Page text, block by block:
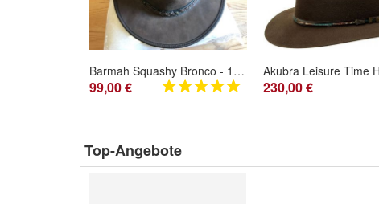
Barmah Squashy Bronco - 1022 Lederhut
99,00 € 230,00 €
Top-Angebote